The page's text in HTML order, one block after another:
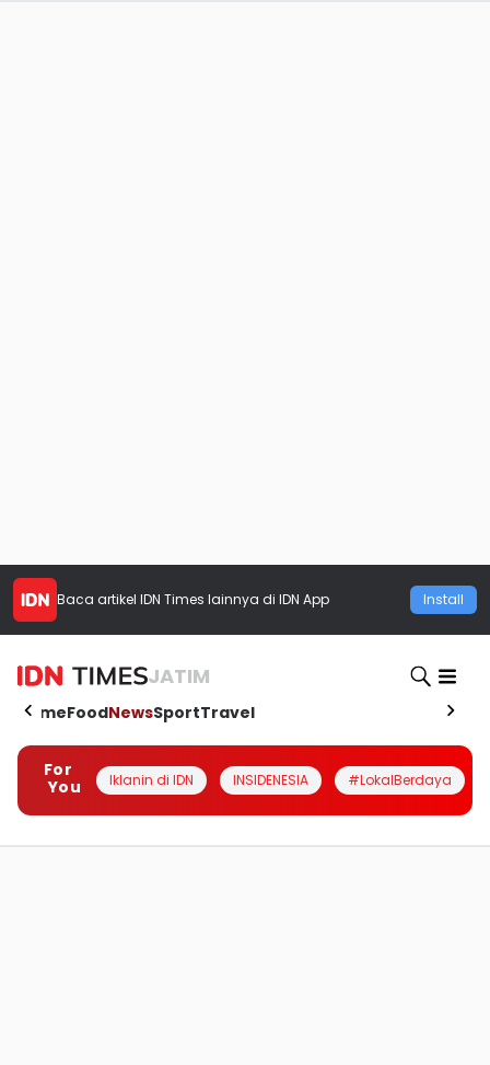
Baca artikel IDN Times lainnya di IDN App Install
JATIM
HomeFoodNewsSportTravel
For
You
Iklanin di IDN INSIDENESIA #LokalBerdaya